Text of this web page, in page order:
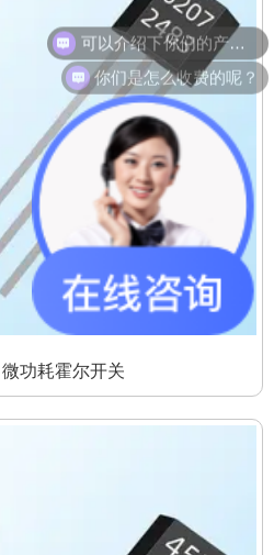
功耗霍尔开关
可以介绍下你们的产品么？
你们是怎么收费的呢？